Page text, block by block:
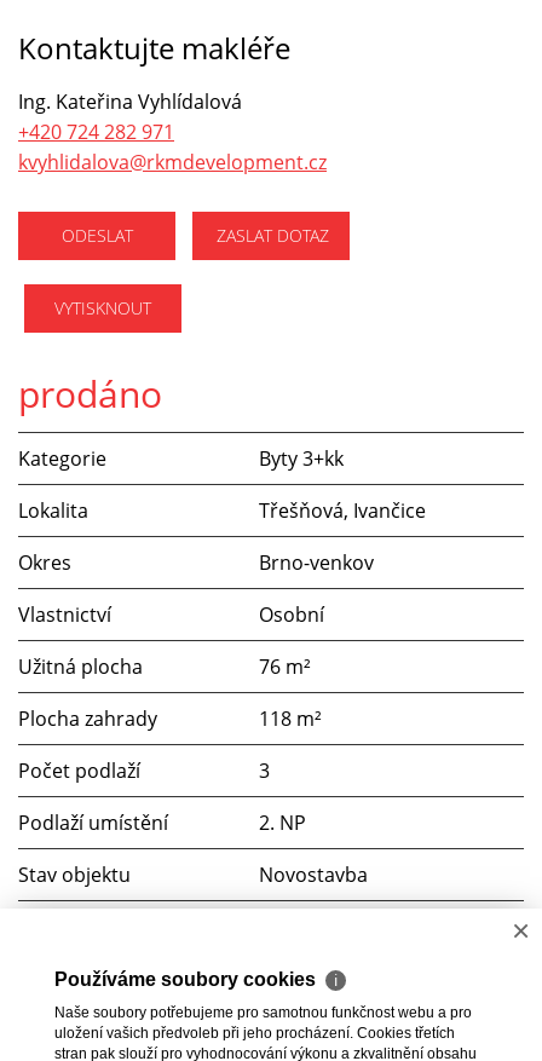
Kontaktujte makléře
Ing. Kateřina Vyhlídalová
+420 724 282 971
kvyhlidalova@rkmdevelopment.cz
ODESLAT ZASLAT DOTAZ
VYTISKNOUT
prodáno
Kategorie
Byty 3+kk
Lokalita
Třešňová, Ivančice
Okres
Brno-venkov
Vlastnictví
Osobní
Užitná plocha
76 m²
Plocha zahrady
118 m²
Počet podlaží
3
Podlaží umístění
2. NP
Stav objektu
Novostavba
G (PENB nedodán)
Terasa ano (18 m²)
×
Používáme soubory cookies ℹ
Naše soubory potřebujeme pro samotnou funkčnost webu a pro
uložení vašich předvoleb při jeho procházení. Cookies třetích
stran pak slouží pro vyhodnocování výkonu a zkvalitnění obsahu